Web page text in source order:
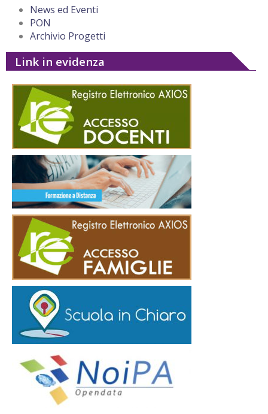
News ed Eventi
PON
Archivio Progetti
Link in evidenza